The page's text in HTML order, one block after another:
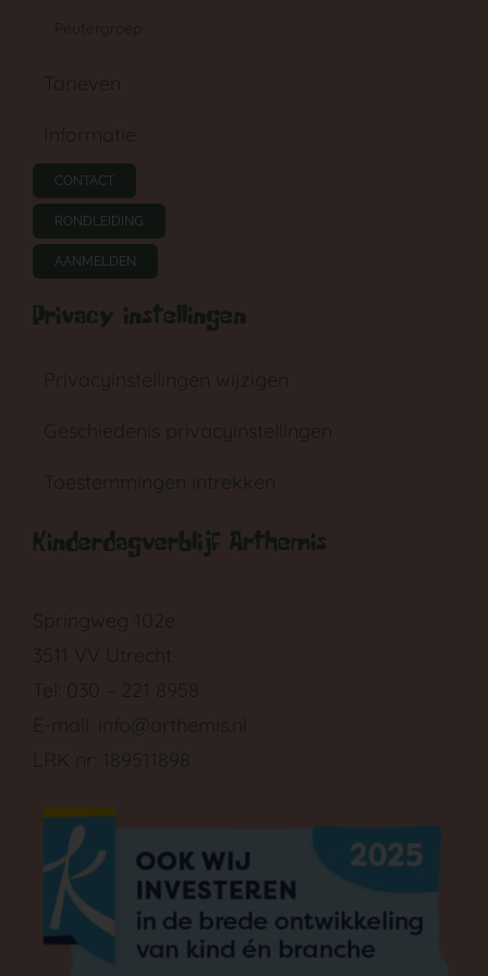
Peutergroep
Tarieven
Informatie
CONTACT
RONDLEIDING
AANMELDEN
Privacy instellingen
Privacyinstellingen wijzigen
Geschiedenis privacyinstellingen
Toestemmingen intrekken
Kinderdagverblijf Arthemis
Springweg 102e
3511 VV Utrecht
Tel: 030 – 221 8958
E-mail: info@arthemis.nl
LRK nr: 189511898
GA NAAR DE PEUTERGROEP